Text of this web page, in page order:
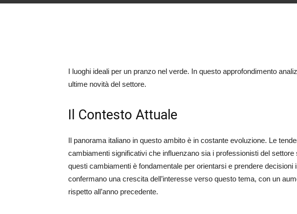
I luoghi ideali per un pranzo nel verde. In questo approfondimento
ultime novità del settore.
Il Contesto Attuale
Il panorama italiano in questo ambito è in costante evoluzione. Le
cambiamenti significativi che influenzano sia i professionisti del
questi cambiamenti è fondamentale per orientarsi e prendere decisioni
confermano una crescita dell’interesse verso questo tema, con un
rispetto all’anno precedente.